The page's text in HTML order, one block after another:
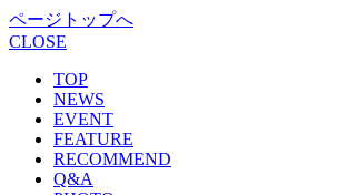
ページトップへ
CLOSE
TOP
NEWS
EVENT
FEATURE
RECOMMEND
Q&A